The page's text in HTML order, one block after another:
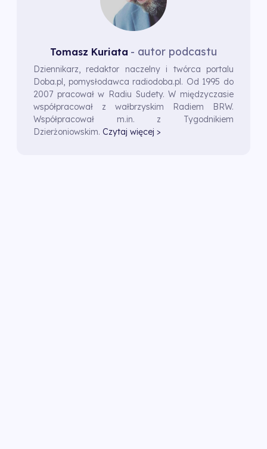
Tomasz Kuriata - autor podcastu
Dziennikarz, redaktor naczelny i twórca portalu
Doba.pl, pomysłodawca radiodoba.pl. Od 1995 do
2007 pracował w Radiu Sudety. W międzyczasie
współpracował z wałbrzyskim Radiem BRW.
Współpracował m.in. z Tygodnikiem
Dzierżoniowskim. Czytaj więcej >